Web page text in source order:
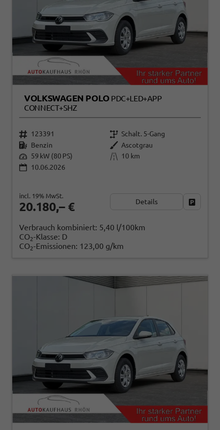
VOLKSWAGEN POLO PDC+LED+APP
CONNECT+SHZ
123391
Schalt. 5-Gang
Benzin
Ascotgrau
59 kW (80 PS)
10 km
10.06.2026
20.180,– €
incl. 19% MwSt.
Details
Verbrauch kombiniert: 5,40 l/100km
CO2-Klasse: D
CO2-Emissionen: 123,00 g/km